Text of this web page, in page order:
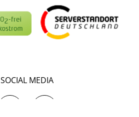
SOCIAL MEDIA
I F